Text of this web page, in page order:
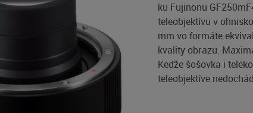
ku Fujinonu
teleobjektívu v
mm vo formáte
kvality obrazu.
Keďže šošovka i
teleobjektíve